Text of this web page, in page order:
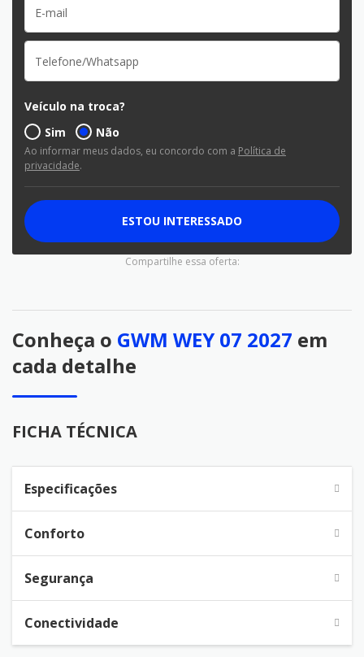
Veículo na troca?
Sim
Não
Ao informar meus dados, eu concordo com a Política de
privacidade.
ESTOU INTERESSADO
Compartilhe essa oferta:
Conheça o GWM WEY 07 2027 em
cada detalhe
FICHA TÉCNICA
Especificações
Conforto
Segurança
Conectividade